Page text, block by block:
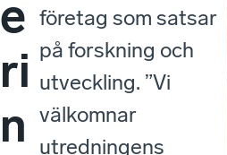
e
ri
n
företag som satsar
på forskning och
utveckling. ”Vi
välkomnar
utredningens